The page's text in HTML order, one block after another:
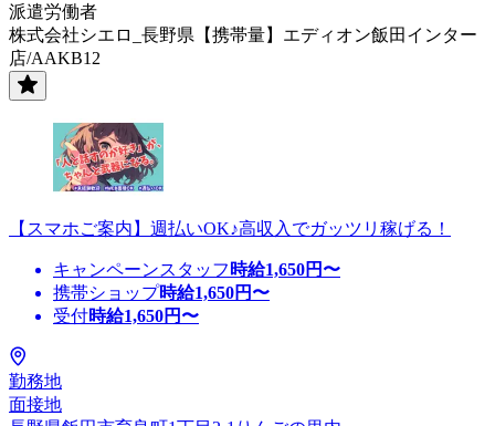
派遣労働者
株式会社シエロ_長野県【携帯量】エディオン飯田インター
店/AAKB12
【スマホご案内】週払いOK♪高収入でガッツリ稼げる！
キャンペーンスタッフ 時給1,650円〜
携帯ショップ時給1,650円〜
受付時給1,650円〜
勤務地
面接地